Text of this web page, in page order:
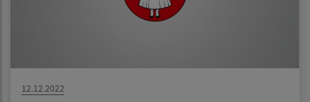
12.12.2022